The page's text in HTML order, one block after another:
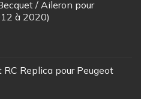
/ Aileron pour
à 2020)
Replica pour Peugeot